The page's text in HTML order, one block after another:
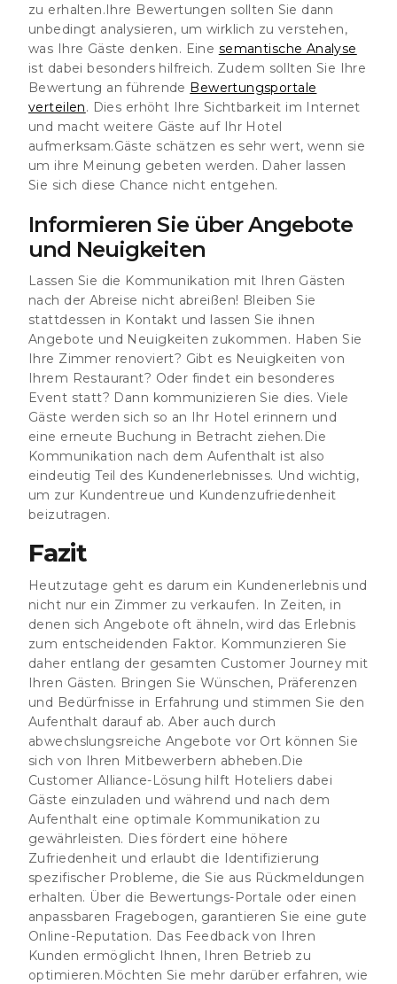
zu erhalten.Ihre Bewertungen sollten Sie dann
unbedingt analysieren, um wirklich zu verstehen,
was Ihre Gäste denken. Eine semantische Analyse
ist dabei besonders hilfreich. Zudem sollten Sie Ihre
Bewertung an führende Bewertungsportale
verteilen. Dies erhöht Ihre Sichtbarkeit im Internet
und macht weitere Gäste auf Ihr Hotel
aufmerksam.Gäste schätzen es sehr wert, wenn sie
um ihre Meinung gebeten werden. Daher lassen
Sie sich diese Chance nicht entgehen.
Informieren Sie über Angebote
und Neuigkeiten
Lassen Sie die Kommunikation mit Ihren Gästen
nach der Abreise nicht abreißen! Bleiben Sie
stattdessen in Kontakt und lassen Sie ihnen
Angebote und Neuigkeiten zukommen. Haben Sie
Ihre Zimmer renoviert? Gibt es Neuigkeiten von
Ihrem Restaurant? Oder findet ein besonderes
Event statt? Dann kommunizieren Sie dies. Viele
Gäste werden sich so an Ihr Hotel erinnern und
eine erneute Buchung in Betracht ziehen. Die
Kommunikation nach dem Aufenthalt ist also
eindeutig Teil des Kundenerlebnisses. Und wichtig,
um zur Kundentreue und Kundenzufriedenheit
beizutragen.
Fazit
Heutzutage geht es darum ein Kundenerlebnis und
nicht nur ein Zimmer zu verkaufen. In Zeiten, in
denen sich Angebote oft ähneln, wird das Erlebnis
zum entscheidenden Faktor. Kommunzieren Sie
daher entlang der gesamten Customer Journey mit
Ihren Gästen. Bringen Sie Wünschen, Präferenzen
und Bedürfnisse in Erfahrung und stimmen Sie den
Aufenthalt darauf ab. Aber auch durch
abwechslungsreiche Angebote vor Ort können Sie
sich von Ihren Mitbewerbern abheben.Die
Customer Alliance-Lösung hilft Hoteliers dabei
Gäste einzuladen und während und nach dem
Aufenthalt eine optimale Kommunikation zu
gewährleisten. Dies fördert eine höhere
Zufriedenheit und erlaubt die Identifizierung
spezifischer Probleme, die Sie aus Rückmeldungen
erhalten. Über die Bewertungs-Portale oder einen
anpassbaren Fragebogen, garantieren Sie eine gute
Online-Reputation. Das Feedback von Ihren
Kunden ermöglicht Ihnen, Ihren Betrieb zu
optimieren. Möchten Sie mehr darüber erfahren, wie